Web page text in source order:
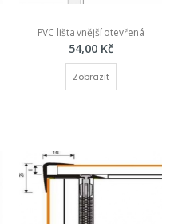
PVC lišta vnější otevřená
54,00 Kč
Zobrazit